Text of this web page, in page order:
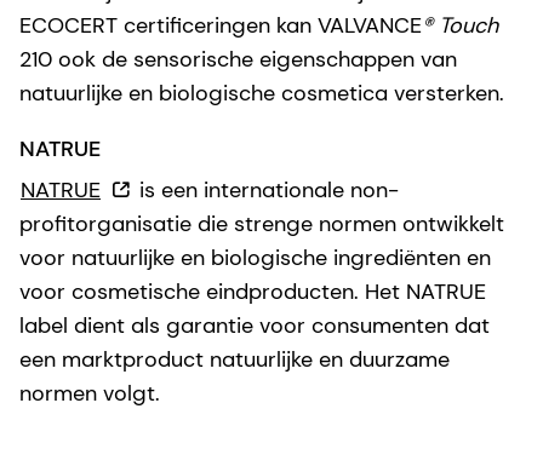
ECOCERT certificeringen kan VALVANCE® Touch
210 ook de sensorische eigenschappen van
natuurlijke en biologische cosmetica versterken.
NATRUE
NATRUE
is een internationale non-
profitorganisatie die strenge normen ontwikkelt
voor natuurlijke en biologische ingrediënten en
voor cosmetische eindproducten. Het NATRUE
label dient als garantie voor consumenten dat
een marktproduct natuurlijke en duurzame
normen volgt.